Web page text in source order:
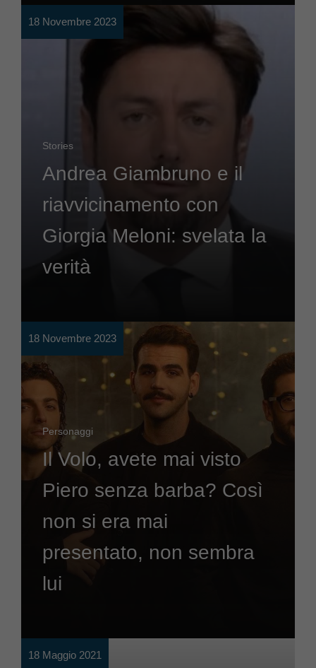
18 Novembre 2023
Stories
Andrea Giambruno e il
riavvicinamento con
Giorgia Meloni: svelata la
verità
18 Novembre 2023
Personaggi
Il Volo, avete mai visto
Piero senza barba? Così
non si era mai
presentato, non sembra
lui
18 Maggio 2021